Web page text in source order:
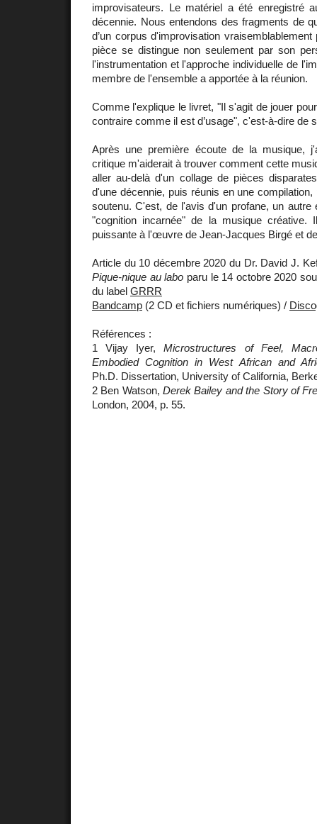
improvisateurs. Le matériel a été enregistré
décennie. Nous entendons des fragments de
d’un corpus d'improvisation
pièce se distingue non seulement par son
l'instrumentation et l'approche individuelle de
membre de l'ensemble a apportée à la réunion.
Comme l'explique le livret, "Il s'agit de jouer
contraire comme il est d’usage", c'est-à-dire de
Après une première écoute de la musique,
critique m'aiderait à trouver comment cette
aller au-delà d'un collage de pièces
d'une décennie, puis réunis en une
soutenu. C'est, de l'avis d'un profane, un autre
"cognition incarnée" de la musique créative.
puissante à l'œuvre de Jean-Jacques Birgé et
Article du 10 décembre 2020 du Dr. David J.
Pique-nique au labo paru le 14 octobre 2020
du label GRRR
Bandcamp (2 CD et fichiers numériques) /
Références :
1 Vijay Iyer,Microstructures of Feel,
Embodied Cognition in West African and
Ph.D. Dissertation, University of California,
2 Ben Watson,Derek Bailey and the Story of
London, 2004, p. 55.